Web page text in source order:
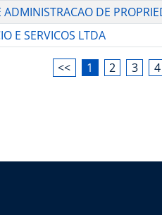
DE
E SERVICOS LTDA
<< 1 2 3 4